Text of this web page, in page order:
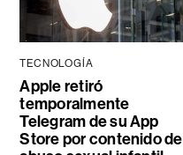
TECNOLOGÍA
Apple retiró
temporalmente
Telegram de su App
Store por contenido de